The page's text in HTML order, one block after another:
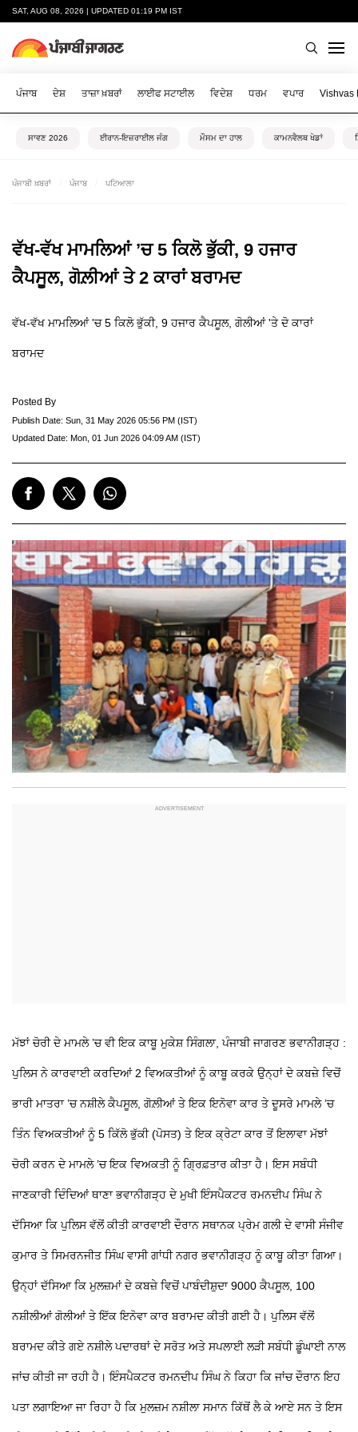
SAT, AUG 08, 2026 | UPDATED 01:19 PM IST
ਪੰਜਾਬ ਦੇਸ਼ ਤਾਜ਼ਾ ਖ਼ਬਰਾਂ ਲਾਈਫ ਸਟਾਈਲ ਵਿਦੇਸ਼ ਧਰਮ ਵਪਾਰ Vishvas
ਸਾਵਣ 2026 ਈਰਾਨ-ਇਜ਼ਰਾਈਲ ਜੰਗ ਮੌਸਮ ਦਾ ਹਾਲ ਕਾਮਨਵੈਲਥ ਖੇਡਾਂ
ਪੰਜਾਬੀ ਖ਼ਬਰਾਂ ਪੰਜਾਬ ਪਟਿਆਲਾ
ਵੱਖ-ਵੱਖ ਮਾਮਲਿਆਂ ’ਚ 5 ਕਿਲੋ ਭੁੱਕੀ, 9 ਹਜਾਰ
ਕੈਪਸੂਲ, ਗੋਲ਼ੀਆਂ ਤੇ 2 ਕਾਰਾਂ ਬਰਾਮਦ
ਵੱਖ-ਵੱਖ ਮਾਮਲਿਆਂ 'ਚ 5 ਕਿਲੋ ਭੁੱਕੀ, 9 ਹਜਾਰ ਕੈਪਸੂਲ, ਗੋਲੀਆਂ 'ਤੇ ਦੋ ਕਾਰਾਂ
ਬਰਾਮਦ
Posted By
Publish Date: Sun, 31 May 2026 05:56 PM (IST)
Updated Date: Mon, 01 Jun 2026 04:09 AM (IST)
ਮੱਝਾਂ ਚੋਰੀ ਦੇ ਮਾਮਲੇ ’ਚ ਵੀ ਇਕ ਕਾਬੂ ਮੁਕੇਸ਼ ਸਿੰਗਲਾ, ਪੰਜਾਬੀ ਜਾਗਰਣ ਭਵਾਨੀਗੜ੍ਹ :
ਪੁਲਿਸ ਨੇ ਕਾਰਵਾਈ ਕਰਦਿਆਂ 2 ਵਿਅਕਤੀਆਂ ਨੂੰ ਕਾਬੂ ਕਰਕੇ ਉਨ੍ਹਾਂ ਦੇ ਕਬਜ਼ੇ ਵਿਚੋਂ
ਭਾਰੀ ਮਾਤਰਾ ’ਚ ਨਸ਼ੀਲੇ ਕੈਪਸੂਲ, ਗੋਲ਼ੀਆਂ ਤੇ ਇਕ ਇਨੋਵਾ ਕਾਰ ਤੇ ਦੂਸਰੇ ਮਾਮਲੇ ’ਚ
ਤਿੰਨ ਵਿਅਕਤੀਆਂ ਨੂੰ 5 ਕਿੱਲੋ ਭੁੱਕੀ (ਪੋਸਤ) ਤੇ ਇਕ ਕ੍ਰੇਟਾ ਕਾਰ ਤੋਂ ਇਲਾਵਾ ਮੱਝਾਂ
ਚੋਰੀ ਕਰਨ ਦੇ ਮਾਮਲੇ ’ਚ ਇਕ ਵਿਅਕਤੀ ਨੂੰ ਗ੍ਰਿਫ਼ਤਾਰ ਕੀਤਾ ਹੈ।ਇਸ ਸਬੰਧੀ
ਜਾਣਕਾਰੀ ਦਿੰਦਿਆਂ ਥਾਣਾ ਭਵਾਨੀਗੜ੍ਹ ਦੇ ਮੁਖੀ ਇੰਸਪੈਕਟਰ ਰਮਨਦੀਪ ਸਿੰਘ ਨੇ
ਦੱਸਿਆ ਕਿ ਪੁਲਿਸ ਵੱਲੋਂ ਕੀਤੀ ਕਾਰਵਾਈ ਦੌਰਾਨ ਸਥਾਨਕ ਪ੍ਰੇਮ ਗਲੀ ਦੇ ਵਾਸੀ ਸੰਜੀਵ
ਕੁਮਾਰ ਤੇ ਸਿਮਰਨਜੀਤ ਸਿੰਘ ਵਾਸੀ ਗਾਂਧੀ ਨਗਰ ਭਵਾਨੀਗੜ੍ਹ ਨੂੰ ਕਾਬੂ ਕੀਤਾ ਗਿਆ।
ਉਨ੍ਹਾਂ ਦੱਸਿਆ ਕਿ ਮੁਲਜ਼ਮਾਂ ਦੇ ਕਬਜ਼ੇ ਵਿਚੋਂ ਪਾਬੰਦੀਸ਼ੁਦਾ 9000 ਕੈਪਸੂਲ, 100
ਨਸ਼ੀਲੀਆਂ ਗੋਲੀਆਂਤੇ ਇੱਕ ਇਨੋਵਾ ਕਾਰ ਬਰਾਮਦ ਕੀਤੀ ਗਈ ਹੈ। ਪੁਲਿਸ ਵੱਲੋਂ
ਬਰਾਮਦ ਕੀਤੇ ਗਏ ਨਸ਼ੀਲੇ ਪਦਾਰਥਾਂ ਦੇ ਸਰੋਤ ਅਤੇ ਸਪਲਾਈ ਲੜੀ ਸਬੰਧੀ ਡੂੰਘਾਈ ਨਾਲ
ਜਾਂਚ ਕੀਤੀ ਜਾ ਰਹੀ ਹੈ। ਇੰਸਪੈਕਟਰ ਰਮਨਦੀਪ ਸਿੰਘ ਨੇ ਕਿਹਾ ਕਿ ਜਾਂਚ ਦੌਰਾਨ ਇਹ
ਪਤਾ ਲਗਾਇਆ ਜਾ ਰਿਹਾ ਹੈ ਕਿ ਮੁਲਜ਼ਮ ਨਸ਼ੀਲਾ ਸਮਾਨ ਕਿੱਥੋਂ ਲੈ ਕੇ ਆਏ ਸਨ ਤੇ ਇਸ